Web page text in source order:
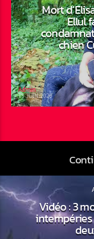
Mort
Ellul
chien
Admin
19 JUIN 2026
Vidéo : 3
intempéries